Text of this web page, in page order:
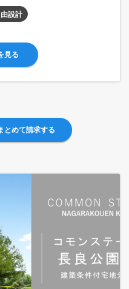
設計
見る
とめて請求する